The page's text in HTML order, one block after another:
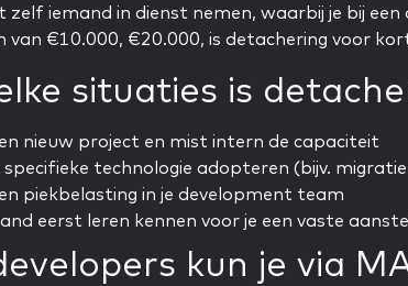
zelf iemand in dienst nemen, waarbij je bij
van €10.000, €20.000, is detachering voor
situaties is
nieuw project en mist intern de capaciteit
specifieke technologie adopteren (bijv.
piekbelasting in je development team
eerst leren kennen voor je een vaste
kun je via